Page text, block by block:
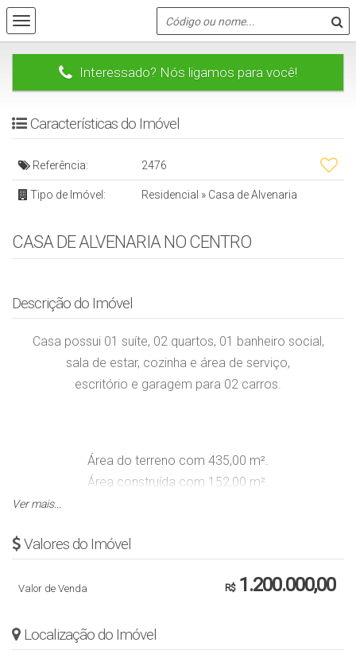
Interessado? Nós ligamos para você!
Características do Imóvel
Referência: 2476
Tipo de Imóvel: Residencial » Casa de Alvenaria
CASA DE ALVENARIA NO CENTRO
Descrição do Imóvel
Casa possui 01 suíte, 02 quartos, 01 banheiro social,
sala de estar, cozinha e área de serviço,
escritório e garagem para 02 carros.
Área do terreno com 435,00 m².
Área construída com 152,00 m².
Ver mais...
Valores do Imóvel
R$1.200.000,00
Valor de Venda
Localização do Imóvel